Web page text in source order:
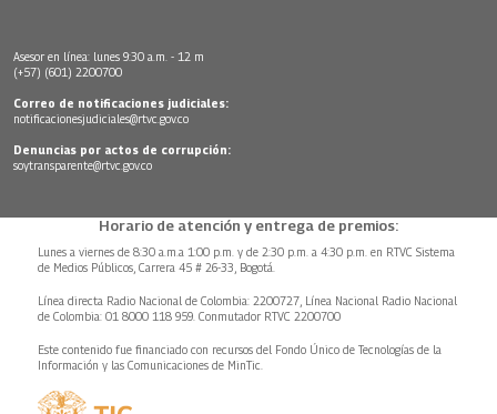
Asesor en línea: lunes 9:30 a.m. - 12 m
(+57) (601) 2200700
Correo de notificaciones judiciales:
notificacionesjudiciales@rtvc.gov.co
Denuncias por actos de corrupción:
soytransparente@rtvc.gov.co
Horario de atención y entrega de premios:
Lunes a viernes de 8:30 a.m.a 1:00 p.m. y de 2:30 p.m. a 4:30 p.m. en RTVC Sistema
de Medios Públicos, Carrera 45 # 26-33, Bogotá.
Línea directa Radio Nacional de Colombia: 2200727, Línea Nacional Radio Nacional
de Colombia: 01 8000 118 959. Conmutador RTVC 2200700
Este contenido fue financiado con recursos del Fondo Único de Tecnologías de la
Información y las Comunicaciones de MinTic.